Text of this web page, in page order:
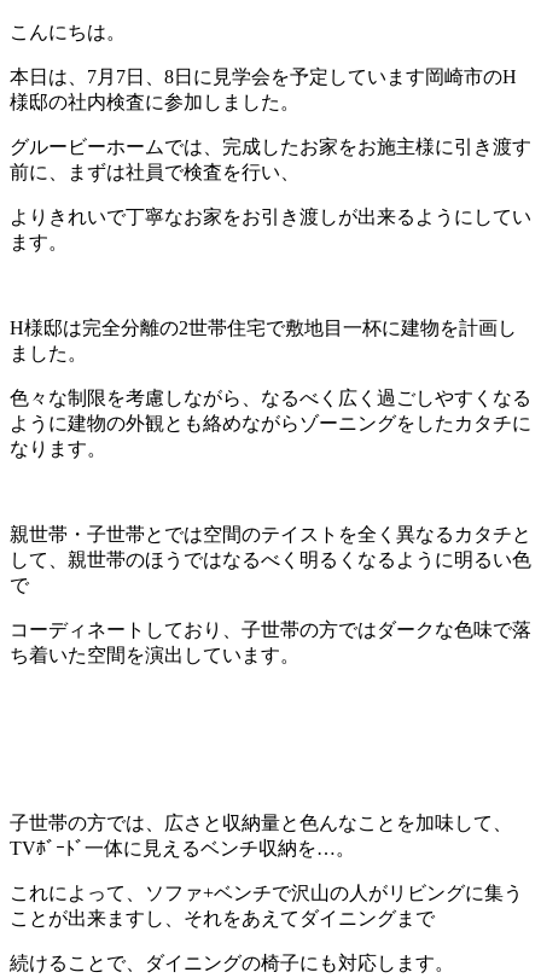
こんにちは。
本日は、7月7日、8日に見学会を予定しています岡崎市のH
様邸の社内検査に参加しました。
グルービーホームでは、完成したお家をお施主様に引き渡す
前に、まずは社員で検査を行い、
よりきれいで丁寧なお家をお引き渡しが出来るようにしてい
ます。
H様邸は完全分離の2世帯住宅で敷地目一杯に建物を計画し
ました。
色々な制限を考慮しながら、なるべく広く過ごしやすくなる
ように建物の外観とも絡めながらゾーニングをしたカタチに
なります。
親世帯・子世帯とでは空間のテイストを全く異なるカタチと
して、親世帯のほうではなるべく明るくなるように明るい色
で
コーディネートしており、子世帯の方ではダークな色味で落
ち着いた空間を演出しています。
子世帯の方では、広さと収納量と色んなことを加味して、
TVﾎﾞｰﾄﾞ一体に見えるベンチ収納を…。
これによって、ソファ+ベンチで沢山の人がリビングに集う
ことが出来ますし、それをあえてダイニングまで
続けることで、ダイニングの椅子にも対応します。